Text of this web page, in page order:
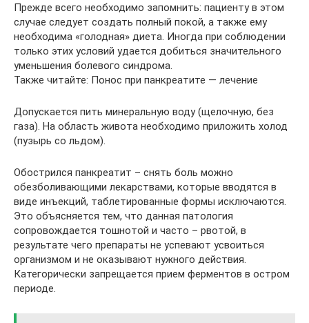
Прежде всего необходимо запомнить: пациенту в этом
случае следует создать полный покой, а также ему
необходима «голодная» диета. Иногда при соблюдении
только этих условий удается добиться значительного
уменьшения болевого синдрома.
Также читайте: Понос при панкреатите — лечение
Допускается пить минеральную воду (щелочную, без
газа). На область живота необходимо приложить холод
(пузырь со льдом).
Обострился панкреатит – снять боль можно
обезболивающими лекарствами, которые вводятся в
виде инъекций, таблетированные формы исключаются.
Это объясняется тем, что данная патология
сопровождается тошнотой и часто – рвотой, в
результате чего препараты не успевают усвоиться
организмом и не оказывают нужного действия.
Категорически запрещается прием ферментов в остром
периоде.